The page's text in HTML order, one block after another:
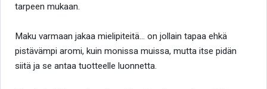
tarpeen mukaan.
Maku varmaan jakaa mielipiteitä... on jollain tapaa ehkä
pistävämpi aromi, kuin monissa muissa, mutta itse pidän
siitä ja se antaa tuotteelle luonnetta.